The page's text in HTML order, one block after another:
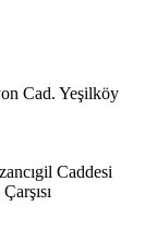
Cad. Yeşilköy
Caddesi